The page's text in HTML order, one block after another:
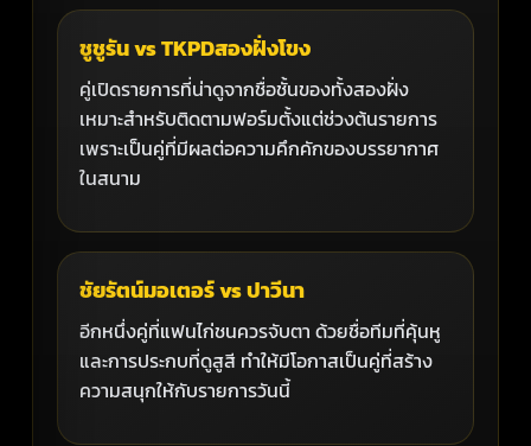
ชูชูรัน vs TKPDสองฝั่งโขง
คู่เปิดรายการที่น่าดูจากชื่อชั้นของทั้งสองฝั่ง
เหมาะสำหรับติดตามฟอร์มตั้งแต่ช่วงต้นรายการ
เพราะเป็นคู่ที่มีผลต่อความคึกคักของบรรยากาศ
ในสนาม
ชัยรัตน์มอเตอร์ vs ปาวีนา
อีกหนึ่งคู่ที่แฟนไก่ชนควรจับตา ด้วยชื่อทีมที่คุ้นหู
และการประกบที่ดูสูสี ทำให้มีโอกาสเป็นคู่ที่สร้าง
ความสนุกให้กับรายการวันนี้